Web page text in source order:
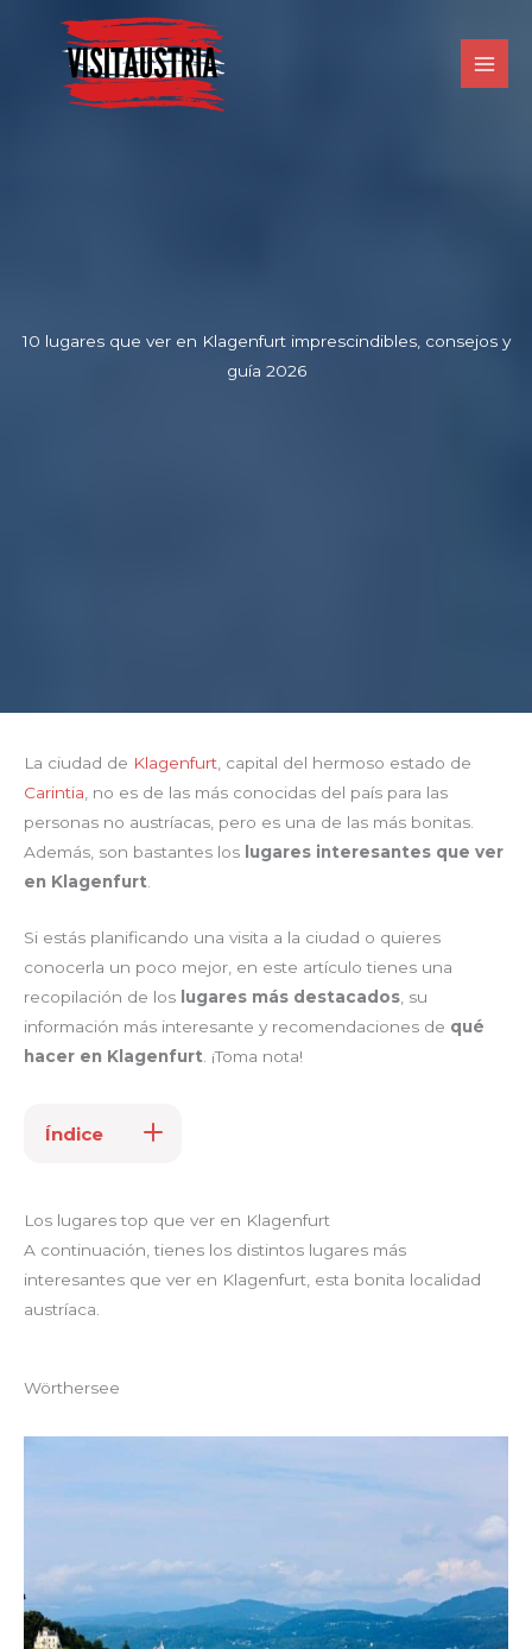
contenido
10 lugares que ver en Klagenfurt imprescindibles, consejos y
guía 2026
La ciudad de Klagenfurt , capital del hermoso estado de
Carintia , no es de las más conocidas del país para las
personas no austríacas, pero es una de las más bonitas.
Además, son bastantes los lugares interesantes que ver
en Klagenfurt
Si estás planificando una visita a la ciudad o quieres
conocerla un poco mejor, en este artículo tienes una
recopilación de los lugares más destacados , su
información más interesante y recomendaciones de qué
hacer en Klagenfurt . ¡Toma nota!
Índice
Los lugares top que ver en Klagenfurt
A continuación, tienes los distintos lugares más
interesantes que ver en Klagenfurt, esta bonita localidad
austríaca.
Wörthersee